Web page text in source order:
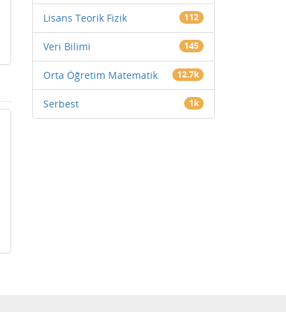
Lisans Teorik Fizik 112
Veri Bilimi 145
Orta Öğretim Matematik 12.7k
Serbest 1k